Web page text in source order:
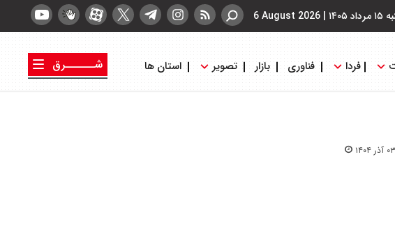
|
6 August 2026
فردا فناوری بازار تصویر استان ها
شــــــرق
۰۳ آذر ۱۴۰۴